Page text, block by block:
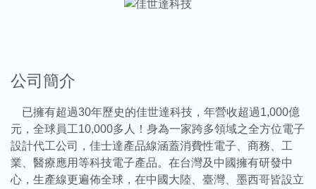
公司簡介
已擁有超過30年歷史的佳世達科技，年營收超過1,000億
元，全球員工10,000多人！身為一家跨多領域之全方位電子
設計代工公司，佳士達產品線涵蓋消費性電子、商務、工
業、醫療應用等科技電子產品。在台灣及中國擁有研發中
心，生產線更遍佈全球，在中國大陸、臺灣、墨西哥皆設立